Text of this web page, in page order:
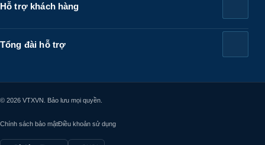
Hỗ trợ khách hàng
Tổng đài hỗ trợ
© 2026 VTXVN. Bảo lưu mọi quyền.
Chính sách bảo mậtĐiều khoản sử dụng